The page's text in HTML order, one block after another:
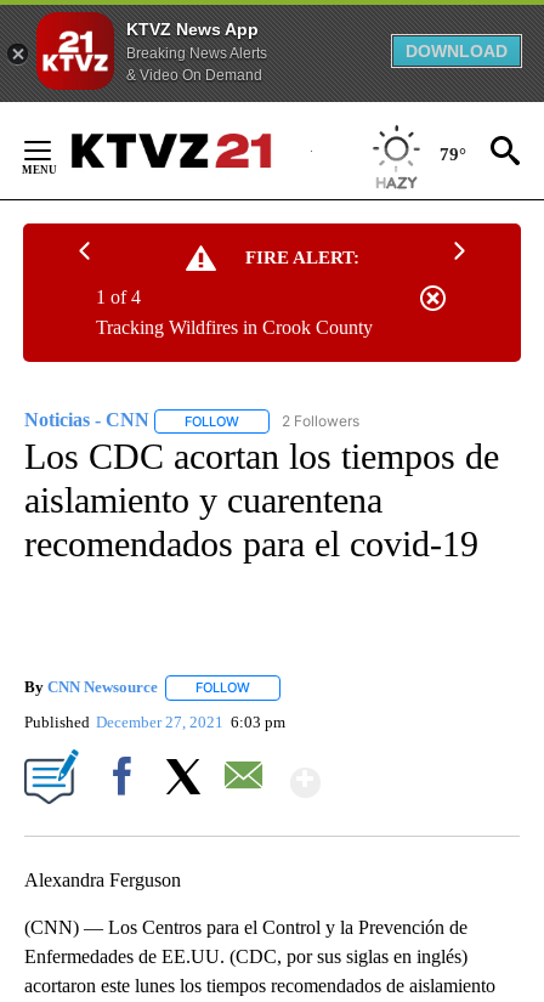
KTVZ News App
Breaking News Alerts
& Video On Demand
DOWNLOAD
Content
79°
FIRE ALERT:
Tracking Wildfires in Crook County
1 of 4
Noticias - CNN FOLLOW FOLLOW "NOTICIAS - CNN" TO RECEIVE
2 Followers
Los CDC acortan los tiempos de
aislamiento y cuarentena
recomendados para el covid-19
By CNN Newsource FOLLOW
Published December 27, 2021 6:03 pm
Alexandra Ferguson
(CNN) — Los Centros para el Control y la Prevención de
Enfermedades de EE.UU. (CDC, por sus siglas en inglés)
acortaron este lunes los tiempos recomendados de aislamiento